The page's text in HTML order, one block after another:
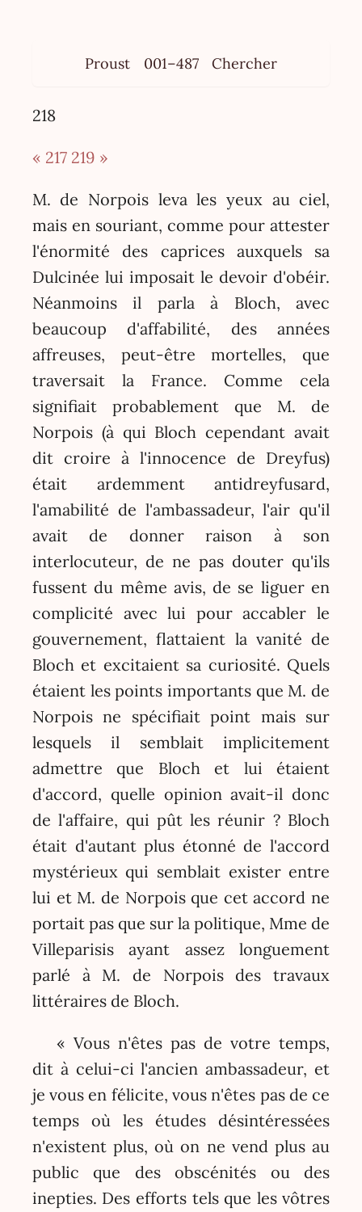
Proust 001–487 Chercher
218
« 217 219 »
M. de Norpois leva les yeux au ciel,
mais en souriant, comme pour attester
l'énormité des caprices auxquels sa
Dulcinée lui imposait le devoir d'obéir.
Néanmoins il parla à Bloch, avec
beaucoup d'affabilité, des années
affreuses, peut-être mortelles, que
traversait la France. Comme cela
signifiait probablement que M. de
Norpois (à qui Bloch cependant avait
dit croire à l'innocence de Dreyfus)
était ardemment antidreyfusard,
l'amabilité de l'ambassadeur, l'air qu'il
avait de donner raison à son
interlocuteur, de ne pas douter qu'ils
fussent du même avis, de se liguer en
complicité avec lui pour accabler le
gouvernement, flattaient la vanité de
Bloch et excitaient sa curiosité. Quels
étaient les points importants que M. de
Norpois ne spécifiait point mais sur
lesquels il semblait implicitement
admettre que Bloch et lui étaient
d'accord, quelle opinion avait-il donc
de l'affaire, qui pût les réunir ? Bloch
était d'autant plus étonné de l'accord
mystérieux qui semblait exister entre
lui et M. de Norpois que cet accord ne
portait pas que sur la politique, Mme de
Villeparisis ayant assez longuement
parlé à M. de Norpois des travaux
littéraires de Bloch.
« Vous n'êtes pas de votre temps,
dit à celui-ci l'ancien ambassadeur, et
je vous en félicite, vous n'êtes pas de ce
temps où les études désintéressées
n'existent plus, où on ne vend plus au
public que des obscénités ou des
inepties. Des efforts tels que les vôtres